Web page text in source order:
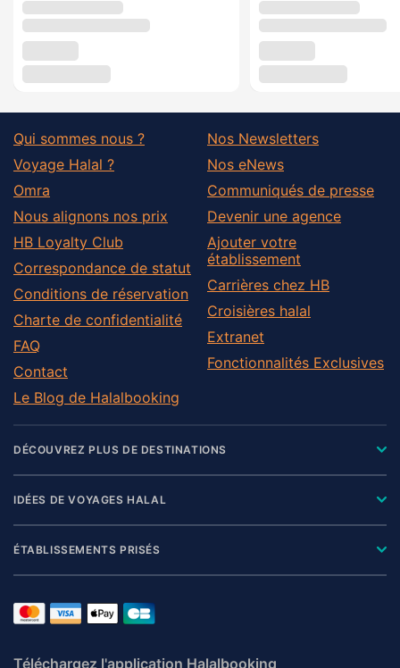
Qui sommes nous ?
Voyage Halal ?
Omra
Nous alignons nos prix
HB Loyalty Club
Correspondance de statut
Conditions de réservation
Charte de confidentialité
FAQ
Contact
Le Blog de Halalbooking
Nos Newsletters
Nos eNews
Communiqués de presse
Devenir une agence
Ajouter votre
établissement
Carrières chez HB
Croisières halal
Extranet
Fonctionnalités Exclusives
DÉCOUVREZ PLUS DE DESTINATIONS
IDÉES DE VOYAGES HALAL
ÉTABLISSEMENTS PRISÉS
Téléchargez l'application Halalbooking